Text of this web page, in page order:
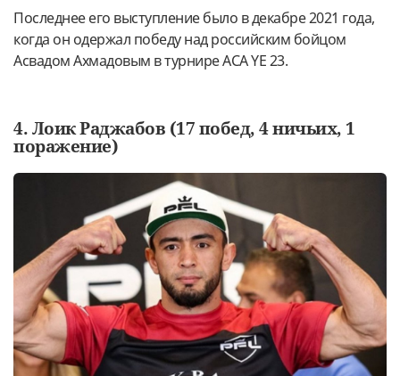
Последнее его выступление было в декабре 2021 года,
когда он одержал победу над российским бойцом
Асвадом Ахмадовым в турнире ACA YE 23.
4. Лоик Раджабов (17 побед, 4 ничьих, 1
поражение)